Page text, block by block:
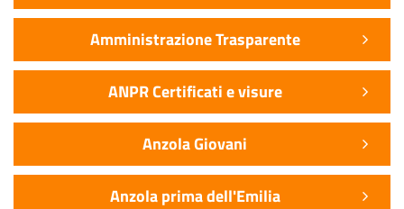
Amministrazione Trasparente
ANPR Certificati e visure
Anzola Giovani
Anzola prima dell'Emilia